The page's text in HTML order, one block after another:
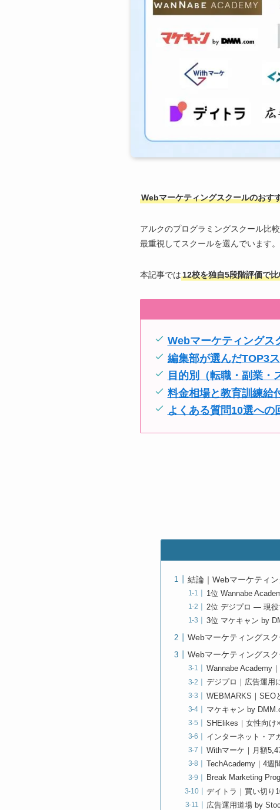
Webマーケティングスクールのお
アルクのプログラミングスクール比
最重視してスクールを選んでいます。
本記事では12校を独自5段階評価で
Webマーケティングス
編集部が選んだTOP3
目的別（転職・副業・
料金相場と教育訓練給
よくある質問10選への
結論｜Webマーケティ
1位 Wannabe
2位 デジプロ — 現役
3位 マケキャン by
Webマーケティングス
Webマーケティングス
Wannabe Academy
デジプロ｜広告運用
WEBMARKS｜SEO
マケキャン by
SHElikes｜女性向け
インターネット・ア
Withマーケ｜月額
TechAcademy｜4週
Break Marketing
デイトラ｜買い切り
広告運用道場 by